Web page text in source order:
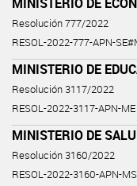
Resolución 777/2022
RESOL-2022-777-APN-
MINISTERIO DE
Resolución 3117/2022
RESOL-2022-3117-APN-ME
MINISTERIO DE
Resolución 3160/2022
RESOL-2022-3160-APN-MS